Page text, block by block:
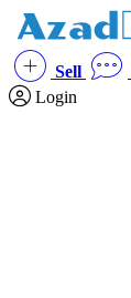
Sell
Login